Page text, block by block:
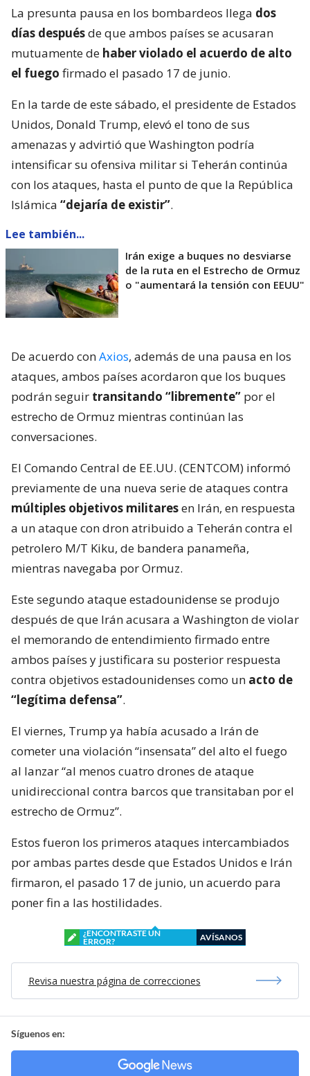
La presunta pausa en los bombardeos llega dos
días despuésde que ambos países se acusaran
mutuamente de haber violado el acuerdo de alto
el fuego firmado el pasado 17 de junio.
En la tarde de este sábado, el presidente de Estados
Unidos, Donald Trump, elevó el tono de sus
amenazas y advirtió que Washington podría
intensificar su ofensiva militar si Teherán continúa
con los ataques, hasta el punto de que la República
Islámica “dejaría de existir”.
Lee también...
Irán exige a buques no desviarse
de la ruta en el Estrecho de Ormuz
o "aumentará la tensión con EEUU"
De acuerdo conAxios, además de una pausa en los
ataques, ambos países acordaron que los buques
podrán seguir transitando “libremente” por el
estrecho de Ormuz mientras continúan las
conversaciones.
El Comando Central de EE.UU. (CENTCOM) informó
previamente de una nueva serie de ataques contra
múltiples objetivos militaresen Irán, en respuesta
a un ataque con dron atribuido a Teherán contra el
petrolero M/T Kiku, de bandera panameña,
mientras navegaba por Ormuz.
Este segundo ataque estadounidense se produjo
después de que Irán acusara a Washington de violar
el memorando de entendimiento firmado entre
ambos países y justificara su posterior respuesta
contra objetivos estadounidenses como un acto de
“legítima defensa”.
El viernes, Trump ya había acusado a Irán de
cometer una violación “insensata” del alto el fuego
al lanzar “al menos cuatro drones de ataque
unidireccional contra barcos que transitaban por el
estrecho de Ormuz”.
Estos fueron los primeros ataques intercambiados
por ambas partes desde que Estados Unidos e Irán
firmaron, el pasado 17 de junio, un acuerdo para
poner fin a las hostilidades.
¿ENCONTRASTE UN
ERROR?
AVÍSANOS
Revisa nuestra página de correcciones
Síguenos en: